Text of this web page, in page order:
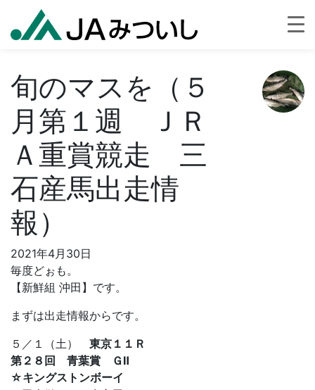
旬のマスを（５
月第１週 ＪＲ
Ａ重賞競走 三
石産馬出走情
報）
2021年4月30日
毎度どぉも。
【新鮮組 沖田】です。
まずは出走情報からです。
５／１（土） 東京１１Ｒ
第２８回 青葉賞 ＧⅡ
☆キングストンボーイ